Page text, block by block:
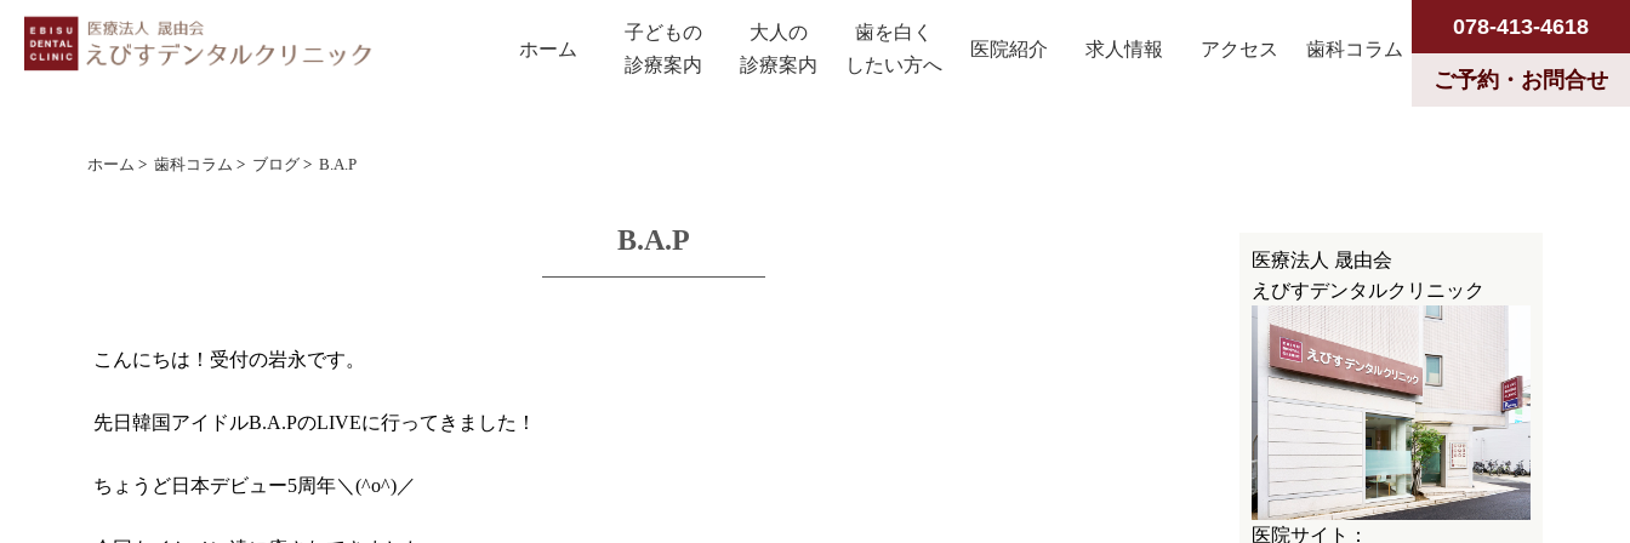
ホーム
子どもの
診療案内
大人の
診療案内
歯を白く
したい方へ
医院紹介 求人情報 アクセス 歯科コラム
078-413-4618
ご予約・お問合せ
ホーム > 歯科コラム > ブログ > B.A.P
B.A.P
こんにちは！受付の岩永です。
先日韓国アイドルB.A.PのLIVEに行ってきました！
ちょうど日本デビュー5周年＼(^o^)／
医療法人 晟由会
えびすデンタルクリニック
医院サイト：